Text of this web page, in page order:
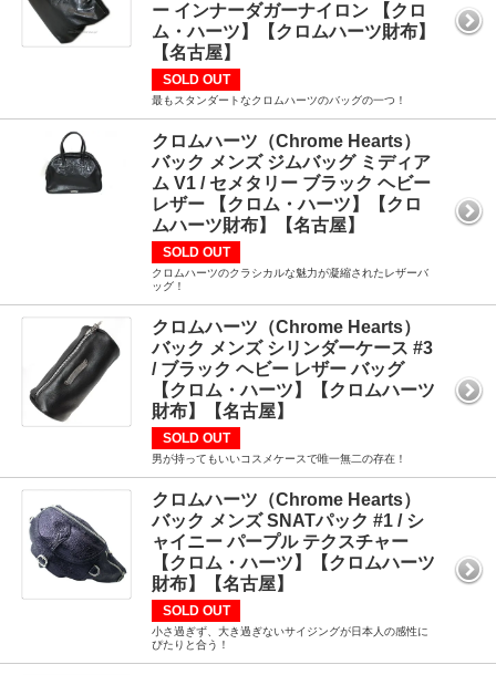
ー インナーダガーナイロン 【クロ
ム・ハーツ】【クロムハーツ財布】
【名古屋】
SOLD OUT
最もスタンダートなクロムハーツのバッグの一つ！
クロムハーツ（Chrome Hearts）
バック メンズ ジムバッグ ミディア
ム V1 / セメタリー ブラック ヘビー
レザー 【クロム・ハーツ】【クロ
ムハーツ財布】【名古屋】
SOLD OUT
クロムハーツのクラシカルな魅力が凝縮されたレザーバ
ッグ！
クロムハーツ（Chrome Hearts）
バック メンズ シリンダーケース #3
/ ブラック ヘビー レザー バッグ
【クロム・ハーツ】【クロムハーツ
財布】【名古屋】
SOLD OUT
男が持ってもいいコスメケースで唯一無二の存在！
クロムハーツ（Chrome Hearts）
バック メンズ SNATパック #1 / シ
ャイニー パープル テクスチャー
【クロム・ハーツ】【クロムハーツ
財布】【名古屋】
SOLD OUT
小さ過ぎず、大き過ぎないサイジングが日本人の感性に
ぴたりと合う！